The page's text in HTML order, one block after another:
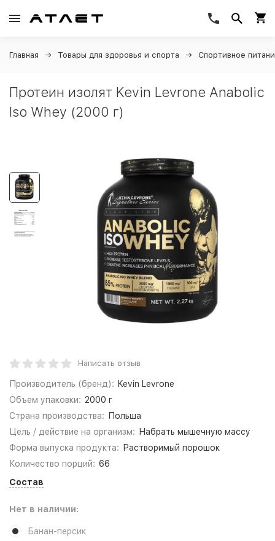
Главная Товары для здоровья и спорта Спортивное
Протеин изолят Kevin Levrone Anabolic
Iso Whey (2000 г)
Написать отзыв
Производитель (бренд): Kevin Levrone
Объем упаковки: 2000 г
Страна производства:
Польша
Цель / действие на организм:
Набрать мышечную массу
Форма выпуска продукта:
Растворимый порошок
Количество порций: 66
Состав
Нет в наличии:
Банан-персик